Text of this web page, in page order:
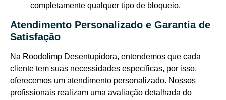
completamente qualquer tipo de bloqueio.
Atendimento Personalizado e Garantia de
Satisfação
Na Roodolimp Desentupidora, entendemos que cada
cliente tem suas necessidades específicas, por isso,
oferecemos um atendimento personalizado. Nossos
profissionais realizam uma avaliação detalhada do